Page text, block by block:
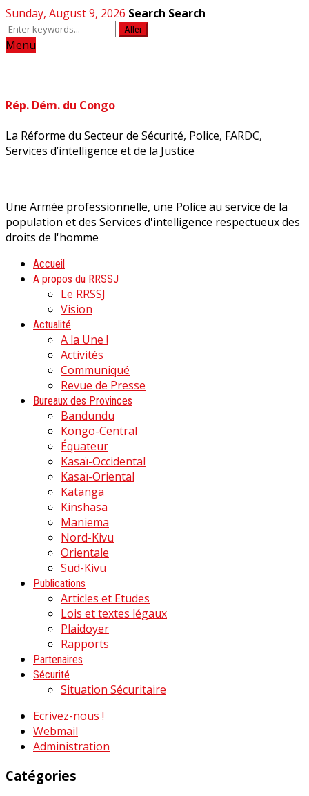
Sunday, August 9, 2026 Search Search
Aller
Menu
Rép. Dém. du Congo
La Réforme du Secteur de Sécurité, Police, FARDC,
Services d’intelligence et de la Justice
Une Armée professionnelle, une Police au service de la
population et des Services d'intelligence respectueux des
droits de l'homme
Accueil
A propos du RRSSJ
Le RRSSJ
Vision
Actualité
A la Une !
Activités
Communiqué
Revue de Presse
Bureaux des Provinces
Bandundu
Kongo-Central
Équateur
Kasaï-Occidental
Kasaï-Oriental
Katanga
Kinshasa
Maniema
Nord-Kivu
Orientale
Sud-Kivu
Publications
Articles et Etudes
Lois et textes légaux
Plaidoyer
Rapports
Partenaires
Sécurité
Situation Sécuritaire
Ecrivez-nous !
Webmail
Administration
Catégories